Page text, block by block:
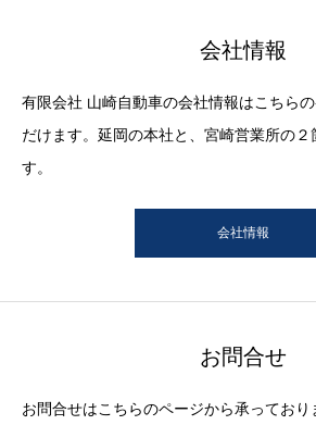
会社情報
有限会社 山崎自動車の会社情報はこちら
だけます。延岡の本社と、宮崎営業所の２
す。
会社情報
お問合せ
お問合せはこちらのページから承っており